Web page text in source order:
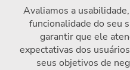
Avaliamos a
funcionalidade do seu
garantir que ele
expectativas dos
seus objetivos de